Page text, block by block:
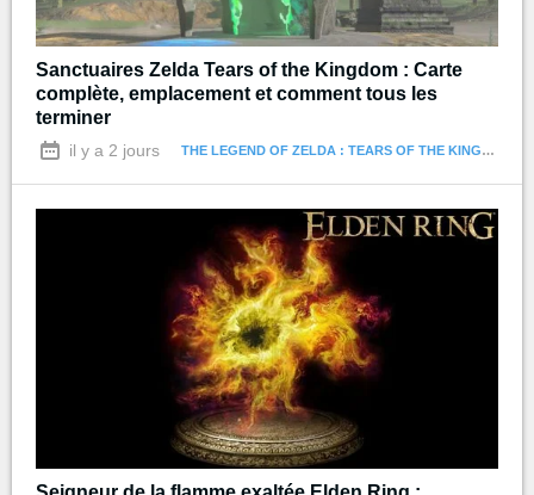
Sanctuaires Zelda Tears of the Kingdom : Carte
complète, emplacement et comment tous les
terminer
il y a 2 jours THE LEGEND OF ZELDA : TEARS OF THE KINGDOM